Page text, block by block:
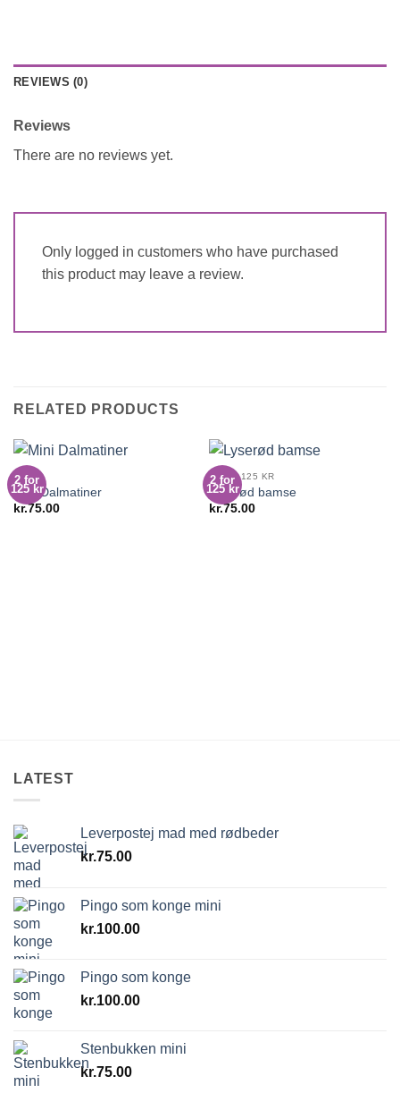
REVIEWS (0)
Reviews
There are no reviews yet.
Only logged in customers who have purchased
this product may leave a review.
RELATED PRODUCTS
2 for
125 kr
DYR
Mini Dalmatiner
kr.75.00
2 for
125 kr
2 FOR 125 KR
Lyserød bamse
kr.75.00
LATEST
Leverpostej mad med rødbeder
kr.75.00
Pingo som konge mini
kr.100.00
Pingo som konge
kr.100.00
Stenbukken mini
kr.75.00